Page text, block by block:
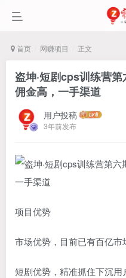
首页 网赚项目 正文
盗坤·短剧cps训练营
佣金高，一手渠道
用户投稿
3年前发布
项目优势
市场优势，目前已有百亿市
短剧优势，精准抓住下沉用